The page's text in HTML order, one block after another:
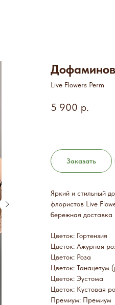
Live Flowers Perm
5 900 р.
Заказать
Яркий и стильный
флористов Live
бережная
Цветок: Гортензия
Цветок: Ажурная
Цветок: Роза
Цветок: Танацетум
Цветок: Эустома
Цветок: Кустовая
Премиум: Премиум